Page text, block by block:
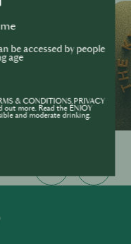
be accessed by people
age
& CONDITIONS,PRIVACY
out more. Read the ENJOY
and moderate drinking.